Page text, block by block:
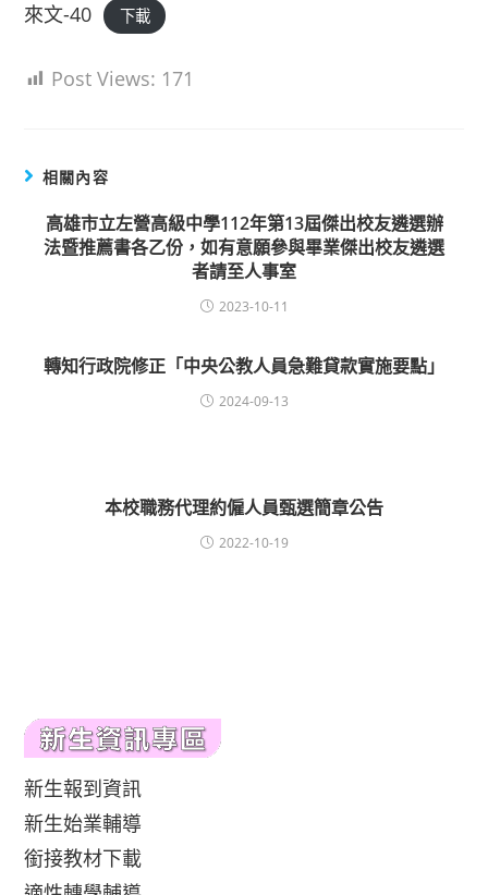
來文-40 下載
Post Views: 171
相關內容
高雄市立左營高級中學112年第13屆傑出校友遴選辦
法暨推薦書各乙份，如有意願參與畢業傑出校友遴選
者請至人事室
2023-10-11
轉知行政院修正「中央公教人員急難貸款實施要點」
2024-09-13
本校職務代理約僱人員甄選簡章公告
2022-10-19
新生報到資訊
新生始業輔導
銜接教材下載